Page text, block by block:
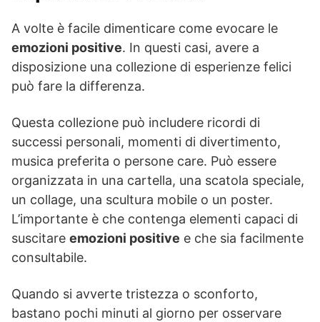
A volte è facile dimenticare come evocare le
emozioni positive. In questi casi, avere a
disposizione una collezione di esperienze felici
può fare la differenza.
Questa collezione può includere ricordi di
successi personali, momenti di divertimento,
musica preferita o persone care. Può essere
organizzata in una cartella, una scatola speciale,
un collage, una scultura mobile o un poster.
L’importante è che contenga elementi capaci di
suscitare emozioni positive e che sia facilmente
consultabile.
Quando si avverte tristezza o sconforto,
bastano pochi minuti al giorno per osservare